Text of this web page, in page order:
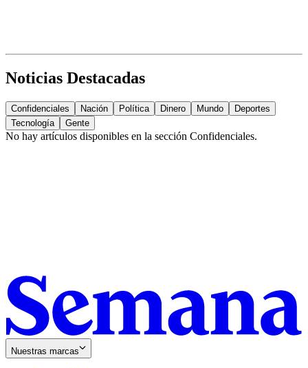
Noticias Destacadas
Confidenciales Nación Política Dinero Mundo
Deportes
Tecnología
Gente
No hay artículos disponibles en la sección Confidenciales.
Nuestras marcas